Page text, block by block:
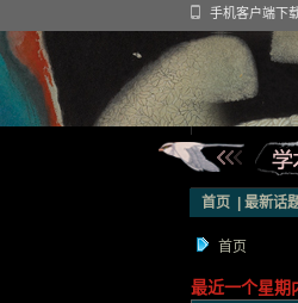
手机客户端下
首页 最新话
首页
最近一个星期